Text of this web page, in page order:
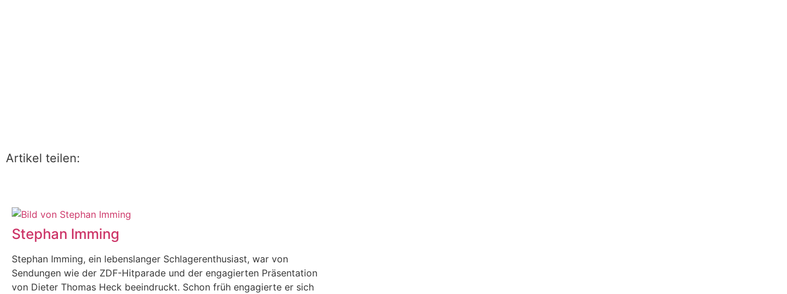
Artikel teilen:
Stephan Imming
Stephan Imming, ein lebenslanger Schlagerenthusiast, war von
Sendungen wie der ZDF-Hitparade und der engagierten Präsentation
von Dieter Thomas Heck beeindruckt. Schon früh engagierte er sich